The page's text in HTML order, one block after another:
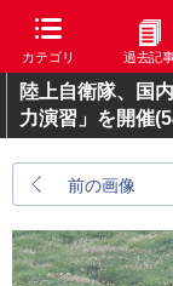
カテゴリ 過去記
陸上自衛隊、国
力演習」を開催
前の画像